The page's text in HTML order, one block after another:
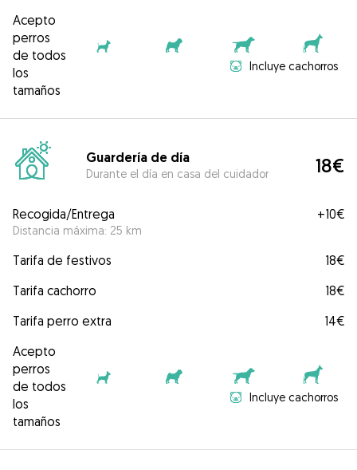
Acepto
perros
de todos
los
tamaños
Incluye cachorros
Guardería de día
Durante el día en casa del cuidador 18€
Recogida/Entrega
Distancia máxima: 25 km
+10€
Tarifa de festivos
18€
Tarifa cachorro
18€
Tarifa perro extra
14€
Acepto
perros
de todos
los
tamaños
Incluye cachorros